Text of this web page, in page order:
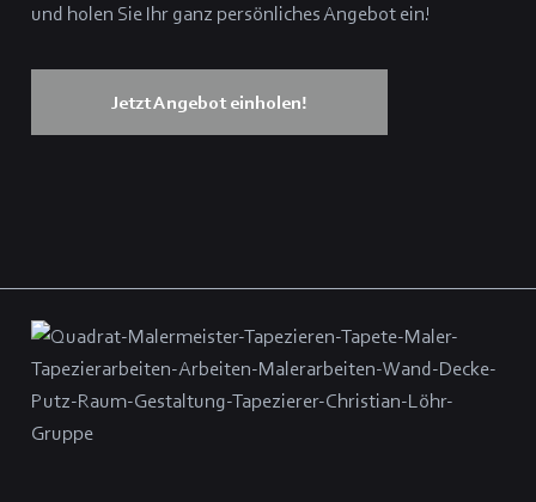
und holen Sie Ihr ganz persönliches Angebot ein!
Jetzt Angebot einholen!